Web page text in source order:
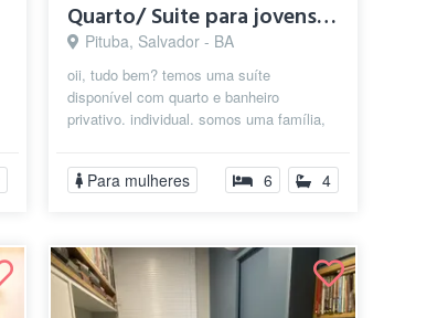
Quarto/ Suite para jovens mulheres
Pituba, Salvador - BA
oii, tudo bem? temos uma suíte
disponível com quarto e banheiro
privativo. individual. somos uma família,
pitub...
Para mulheres 6 4